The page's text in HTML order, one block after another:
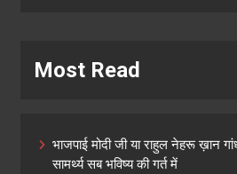
Most Read
भाजपाई मोदी जी या राहुल नेहरू ख़ान
सामर्थ्य सब भविष्य की गर्त में